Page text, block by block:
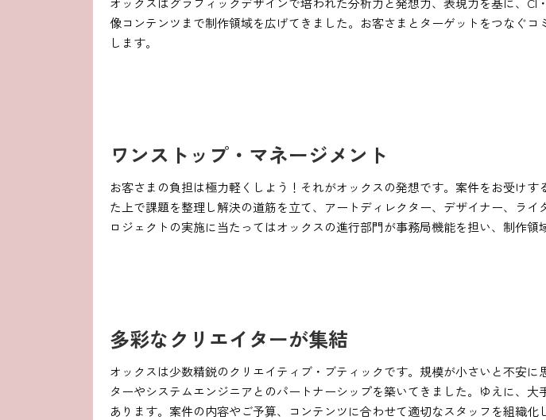
像コンテンツまで制作領域を広げてきました。お客さまとターゲットをつなぐ
します。
ワンストップ・マネージメント
お客さまの負担は極力軽くしよう！それがオックスの発想です。案件をお受け
た上で課題を整理し解決の道筋を立て、アートディレクター、デザイナー、ラ
ロジェクトの実施に当たってはオックスの進行部門が事務局機能を担い、制作
多彩なクリエイターが集結
オックスは少数精鋭のクリエイティブ・ブティックです。規模が小さいと不安
ターやシステムエンジニアとのパートナーシップを築いてきました。ゆえに、
あります。案件の内容やご予算、コンテンツに合わせて適切なスタッフを組織